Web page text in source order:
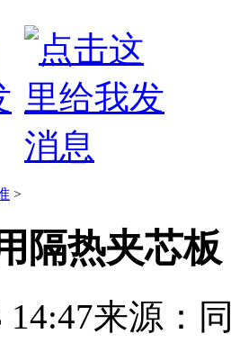
>
隔热夹芯板
14:47来源：